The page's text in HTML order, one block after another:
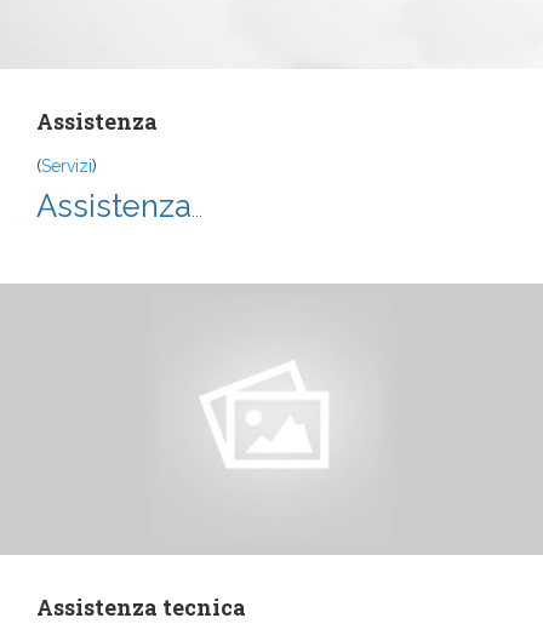
Assistenza
(Servizi)
Assistenza
Assistenza tecnica